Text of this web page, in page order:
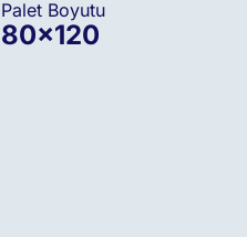
Palet Boyutu
80×120